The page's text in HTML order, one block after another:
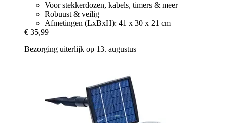
Voor stekkerdozen, kabels, timers & meer
Robuust & veilig
Afmetingen (LxBxH): 41 x 30 x 21 cm
€ 35,99
Bezorging uiterlijk op 13. augustus